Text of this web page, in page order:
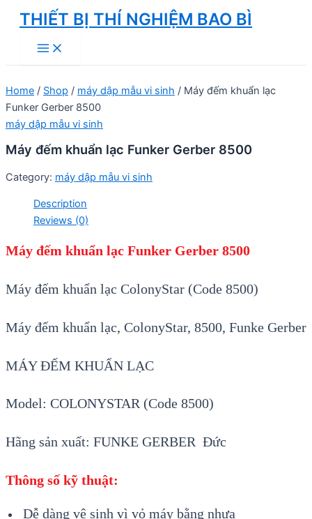
Skip
content
THIẾT BỊ THÍ NGHIỆM BAO BÌ
Main
Menu
Home / Shop / máy dập mẫu vi sinh / Máy đếm khuẩn lạc
Funker Gerber 8500
máy dập mẫu vi sinh
Máy đếm khuẩn lạc Funker Gerber 8500
Category: máy dập mẫu vi sinh
Description
Reviews (0)
Máy đếm khuẩn lạc Funker Gerber 8500
Máy đếm khuẩn lạc ColonyStar (Code 8500)
Máy đếm khuẩn lạc, ColonyStar, 8500, Funke Gerber
MÁY ĐẾM KHUẨN LẠC
Model: COLONYSTAR (Code 8500)
Hãng sản xuất: FUNKE GERBER Đức
Thông số kỹ thuật:
Dễ dàng vệ sinh vì vỏ máy bằng nhựa